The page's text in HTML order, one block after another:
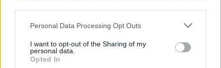
Personal Data Processing Opt Outs
I want to opt-out of the Sharing of my
personal data.
Opted In
Το Παλλεσβιακό Φιλοπρόοδο
αναγκαίων μελετών και ένταξη
πρόγραμμα